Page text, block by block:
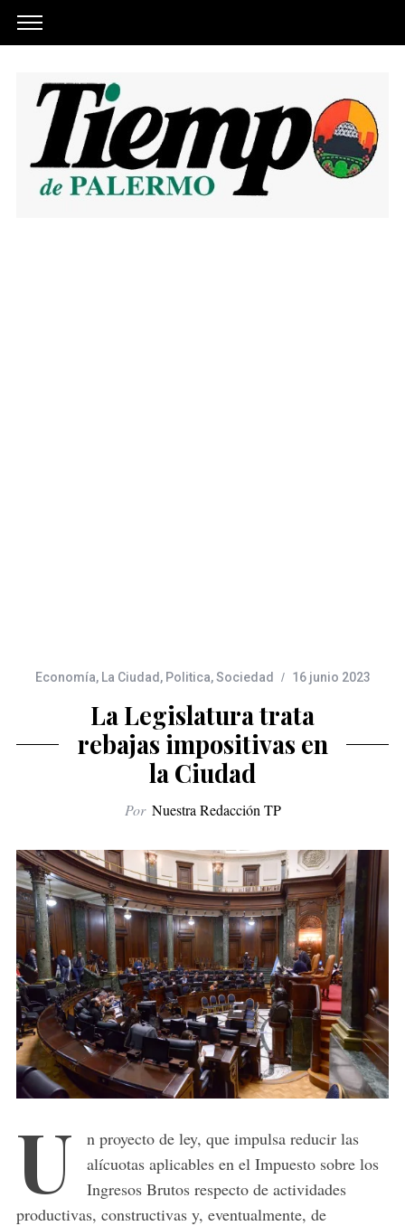
Economía, La Ciudad , Politica,Sociedad 16 junio 2023
La Legislatura trata
rebajas impositivas en
la Ciudad
Por Nuestra Redacción TP
U
n proyecto de ley, que impulsa reducir las
alícuotas aplicables en el Impuesto sobre los
Ingresos Brutos respecto de actividades
productivas, constructivas y, eventualmente, de